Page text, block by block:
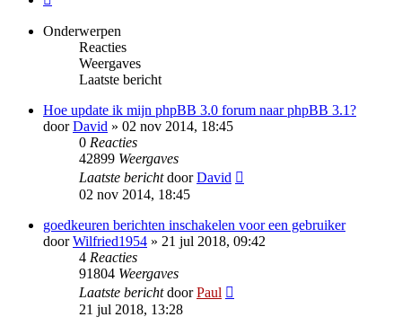
Onderwerpen
Reacties
Weergaves
Laatste bericht
Hoe update ik mijn phpBB 3.0 forum naar phpBB 3.1?
doorDavid » 02 nov 2014, 18:45
0 Reacties
42899 Weergaves
Laatste berichtdoorDavid
02 nov 2014, 18:45
goedkeuren berichten inschakelen voor een gebruiker
doorWilfried1954 » 21 jul 2018, 09:42
4 Reacties
91804 Weergaves
Laatste berichtdoorPaul
21 jul 2018, 13:28